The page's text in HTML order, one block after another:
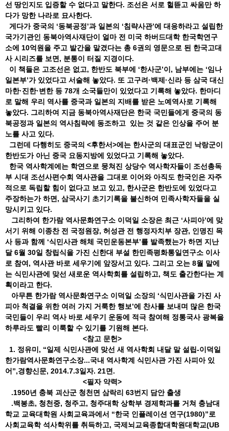
선 땅인지도 입증할 수 없다고 말한다. 조선은 서로 헐뜯고 싸움만 하
다가 망한 나라로 묘사한다.
게다가 중국의 ‘동북공정’과 일본의 ‘침략사관’에 대응하라고 설립한
국가기관인 동북아역사재단이 얼마 전 미국 하버드대학 한국학연구
소에 10억원을 주고 발간을 맡겼다는 총 6권의 영문으로 된 한국고대
사 시리즈를 보면, 분통이 터질 지경이다.
이 책들은 고조선은 없고, 한반도 북부에 ‘한사군’이, 남부에는 ‘임나
일본부’가 있었다고 서술해 놓았다. 또 고구려·백제·신라 등 삼국 대신
마한·진한·변한 등 78개 소국들만이 있었다고 기록해 놓았다. 한마디
로 말해 우리 역사를 중국과 일본의 지배를 받은 노예역사로 기록해
놓았다. 그리하여 지금 동북아역사재단은 한국 국민들에게 중국의 동
북공정과 일본의 역사침략에 동조하고 있는 것 같은 인상을 주어 분
노를 사고 있다.
그런데 다행히도 중국의 <후한서>에는 한사군의 대표군인 낙랑군이
한반도가 아닌 중국 요동지방에 있었다고 기록해 놓았다.
한국 역사학계에는 학연으로 뭉쳐진 상당수 역사학자들이 조선총독
부 시대 조선사편수회 역사관을 그대로 이어와 아직도 한국인은 자주
적으로 독립할 힘이 없다고 보고 있고, 한사군은 한반도에 있었다고
주장하는가 하면, 삼국사기 초기기록을 불신하여 민족사학자들을 실
망시키고 있다.
그리하여 한가람 역사문화연구소 이덕일 소장은 최근 ‘사피아’에 맞
서기 위해 이종찬 전 국정원장, 허성관 전 행정자치부 장관, 인명진 목
사 등과 함께 ‘식민사관 해체 국민운동본부’를 발족했는가 하면 지난
달 6월 30일 창립식을 가진 신한대 부설 한민족평화통일연구소 이사
로 참여, 역사관 바로 세우기에 앞장서고 있다. 그리고 오는 8월 말에
는 식민사관에 맞선 새로운 역사학회를 설립하고, 책도 출간한다는 계
획이라고 한다.
아무튼 한가람 역사문화연구소 이덕일 소장의 ‘식민사관을 가진 사
피아 척결을 위한 여러 가지 거룩한 행보’에 찬사를 보내며 많은 한국
국민들이 우리 역사 바로 세우기 운동에 적극 참여해 정통국사 광복을
하루라도 빨리 이룩할 수 있기를 기원해 본다.
<참고 문헌>
1. 정유미, “일제 식민사관에 맞선 새 역사학회 내달 말 설립-이덕일
한가람역사문화연구소장...국내 역사학계 식민사관 가진 사피아 있
어”,경향신문, 2014.7.3일자. 21면.
<필자 약력>
.1950년 충북 괴산군 청천면 삼락리 63번지 담안 출생
.백봉초, 청천중, 청주고, 청주대학 상학부 경제학과를 거쳐 충남대
학교 교육대학원 사회교육과에서 “한국 인플레이션 연구(1980)”로
사회교육학 석사학위를 취득하고, 국제뇌교육종합대학원대학교(UB